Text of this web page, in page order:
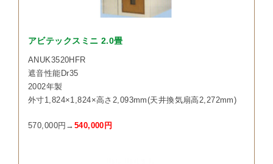
アビテックスミニ 2.0畳
ANUK3520HFR
遮音性能Dr35
2002年製
外寸1,824×1,824×高さ2,093mm(天井換気扇高2,272mm)
570,000円→ 540,000円